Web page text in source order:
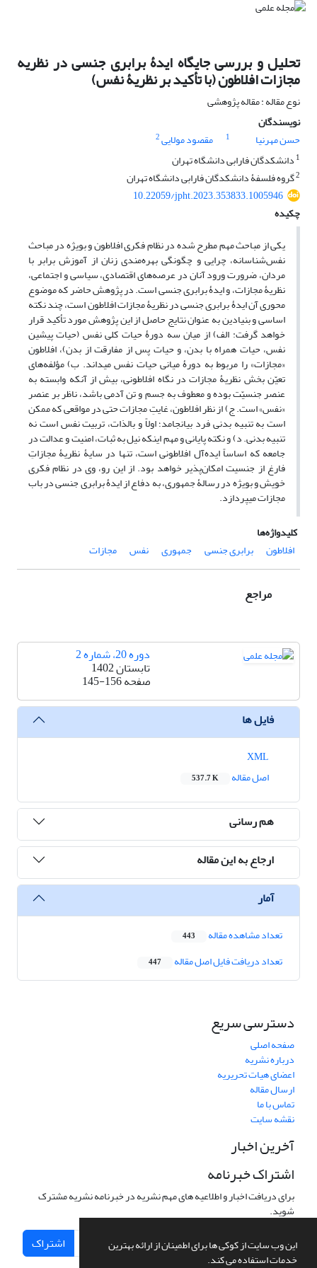
این وب سایت از کوکی ها برای اطمینان از ارائه بهترین
خدمات استفاده می کند.
تحلیل و بررسی جایگاه ایدۀ برابری جنسی در نظریه
مجازات افلاطون (با تأکید بر نظریۀ نفس)
نوع مقاله : مقاله پژوهشی
نویسندگان
حسن مهرنیا
1 مقصود مولایی2
1 دانشکدگان فارابی دانشگاه تهران
2گروه فلسفۀ دانشکدگان فارابی دانشگاه تهران
10.22059/jpht.2023.353833.1005946
چکیده
یکی از مباحث مهم مطرح شده در نظام فکری افلاطون و بویژه در مباحث
نفس‌شناسانه، چرایی و چگونگی بهره‌مندی زنان از آموزش برابر با
مردان، ضرورت ورود آنان در عرصه‌های اقتصادی، سیاسی و اجتماعی،
نظریۀ مجازات، و ایدۀ برابری جنسی است. در پژوهش حاضر که موضوع
محوری آن ایدۀ برابری جنسی در نظریۀ مجازات افلاطون است، چند نکته
اساسی و بنیادین به عنوان نتایج حاصل از این پژوهش مورد تأکید قرار
خواهد گرفت: الف) از میان سه دورۀ حیات کلی نفس (حیات پیشین
نفس، حیات همراه با بدن، و حیات پس از مفارقت از بدن)، افلاطون
«مجازات» را مربوط به دورۀ میانی حیات نفس میداند. ب) مؤلفه‌های
تعیّن بخش نظریۀ مجازات در نگاه افلاطونی، بیش از آنکه وابسته به
عنصر جنسیّت بوده و معطوف به جسم و تن آدمی باشد، ناظر بر عنصر
«نفس» است. ج) از نظر افلاطون، غایتِ مجازات حتی در مواقعی که ممکن
است به تنبیه بدنی فرد بیانجامد؛ اولاً و بالذات، تربیت نفس است نه
تنبیه بدنی. د) و نکته پایانی و مهم اینکه نیل به ثبات، امنیت و عدالت در
جامعه که اساساً ایده‌آل افلاطونی است، تنها در سایۀ نظریۀ مجازاتِ
فارغ از جنسیت امکان‌پذیر خواهد بود. از این رو، وی در نظام فکری
خویش و بویژه در رسالۀ جمهوری، به دفاع از ایدۀ برابری جنسی در باب
مجازات میپردازد.
کلیدواژه‌ها
افلاطون
برابری جنسی جمهوری نفس مجازات
مراجع
دوره 20، شماره 2
تابستان 1402
صفحه145-156
فایل ها
اصل مقاله
537.7 K
هم رسانی
ارجاع به این مقاله
آمار
تعداد مشاهده مقاله 443
تعداد دریافت فایل اصل مقاله 447
دسترسی سریع
صفحه اصلی
درباره نشریه
اعضای هیات تحریریه
ارسال مقاله
تماس با ما
نقشه سایت
آخرین اخبار
اشتراک خبرنامه
برای دریافت اخبار و اطلاعیه های مهم نشریه در خبرنامه نشریه مشترک
شوید.
اشتراک